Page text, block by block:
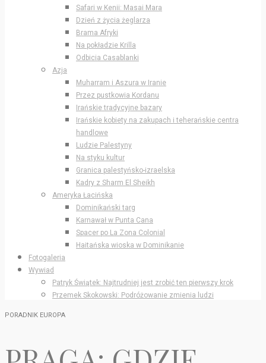
Safari w Kenii: Masai Mara
Dzień z życia żeglarza
Brama Afryki
Na pokładzie Krilla
Odbicia Casablanki
Azja
Muharram i Aszura w Iranie
Przez pustkowia Kordanu
Irańskie tradycyjne bazary
Irańskie kobiety na zakupach i teherańskie centra
handlowe
Ludzie Palestyny
Na styku kultur
Granica palestyńsko-izraelska
Kadry z Sharm El Sheikh
Ameryka Łacińska
Dominikański targ
Karnawał w Punta Cana
Spacer po La Zona Colonial
Haitańska wioska w Dominikanie
Fotogaleria
Wywiad
Patryk Świątek: Najtrudniej jest zrobić ten pierwszy krok
Przemek Skokowski: Podróżowanie zmienia ludzi
PORADNIK EUROPA